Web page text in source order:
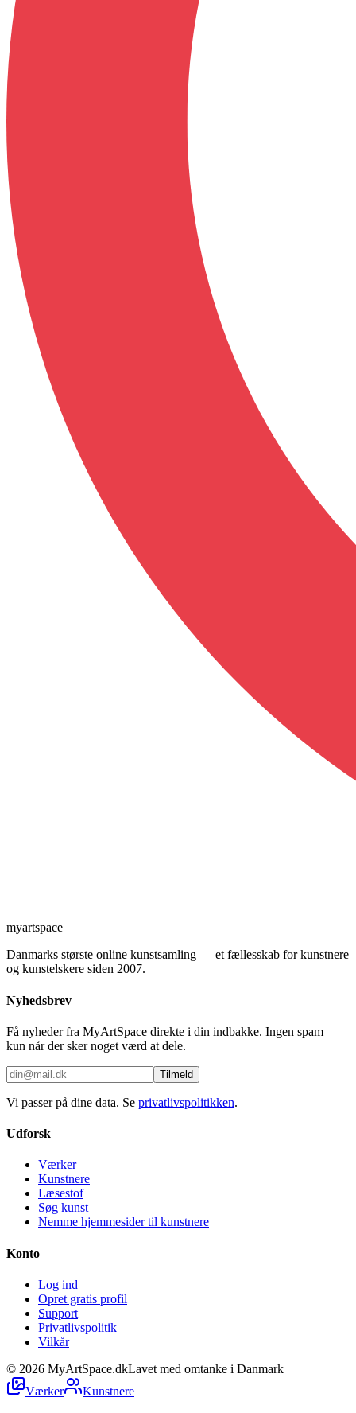
myartspace
Danmarks største online kunstsamling — et fællesskab for kunstnere
og kunstelskere siden 2007.
Nyhedsbrev
Få nyheder fra MyArtSpace direkte i din indbakke. Ingen spam —
kun når der sker noget værd at dele.
Tilmeld
Vi passer på dine data. Se privatlivspolitikken.
Udforsk
Værker
Kunstnere
Læsestof
Søg kunst
Nemme hjemmesider til kunstnere
Konto
Log ind
Opret gratis profil
Support
Privatlivspolitik
Vilkår
© 2026 MyArtSpace.dkLavet med omtanke i Danmark
Værker
Kunstnere